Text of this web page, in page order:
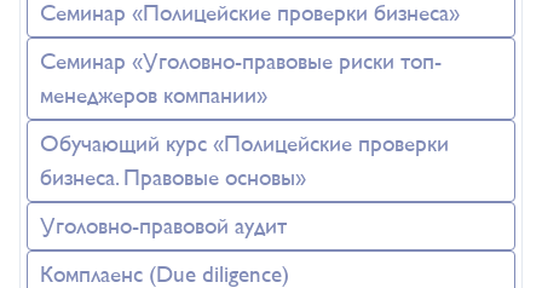
Семинар «Полицейские проверки бизнеса»
Семинар «Уголовно-правовые риски топ-
менеджеров компании»
Обучающий курс «Полицейские проверки
бизнеса. Правовые основы»
Уголовно-правовой аудит
Комплаенс (Due diligence)